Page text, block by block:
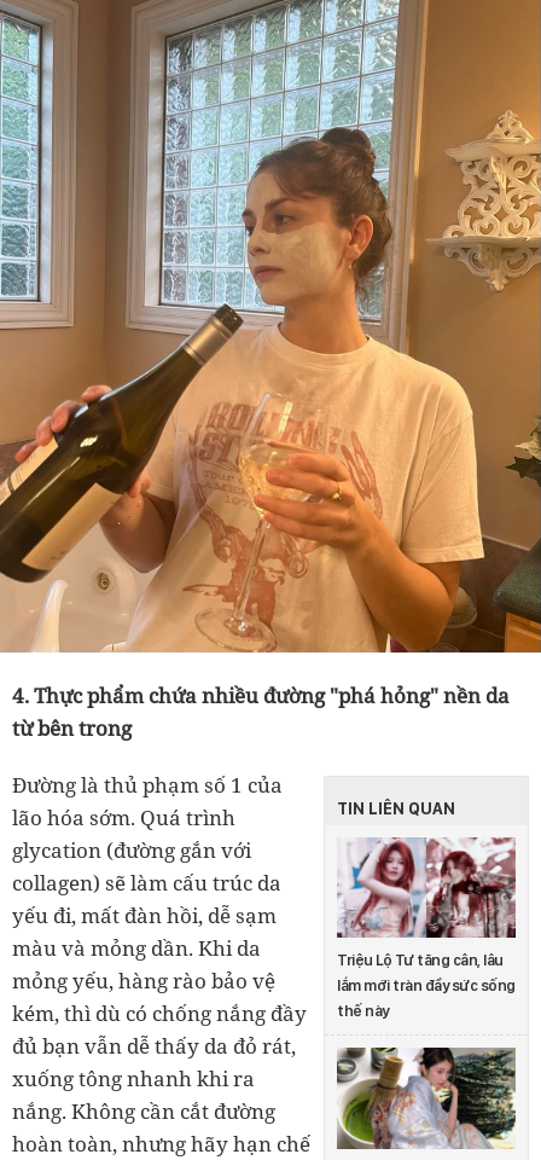
4. Thực phẩm chứa nhiều đường "phá hỏng" nền da
từ bên trong
TIN LIÊN QUAN
Triệu Lộ Tư tăng cân, lâu
lắm mới tràn đầy sức sống
thế này
Đường là thủ phạm số 1 của
lão hóa sớm. Quá trình
glycation (đường gắn với
collagen) sẽ làm cấu trúc da
yếu đi, mất đàn hồi, dễ sạm
màu và mỏng dần. Khi da
mỏng yếu, hàng rào bảo vệ
kém, thì dù có chống nắng đầy
đủ bạn vẫn dễ thấy da đỏ rát,
xuống tông nhanh khi ra
nắng. Không cần cắt đường
hoàn toàn, nhưng hãy hạn chế